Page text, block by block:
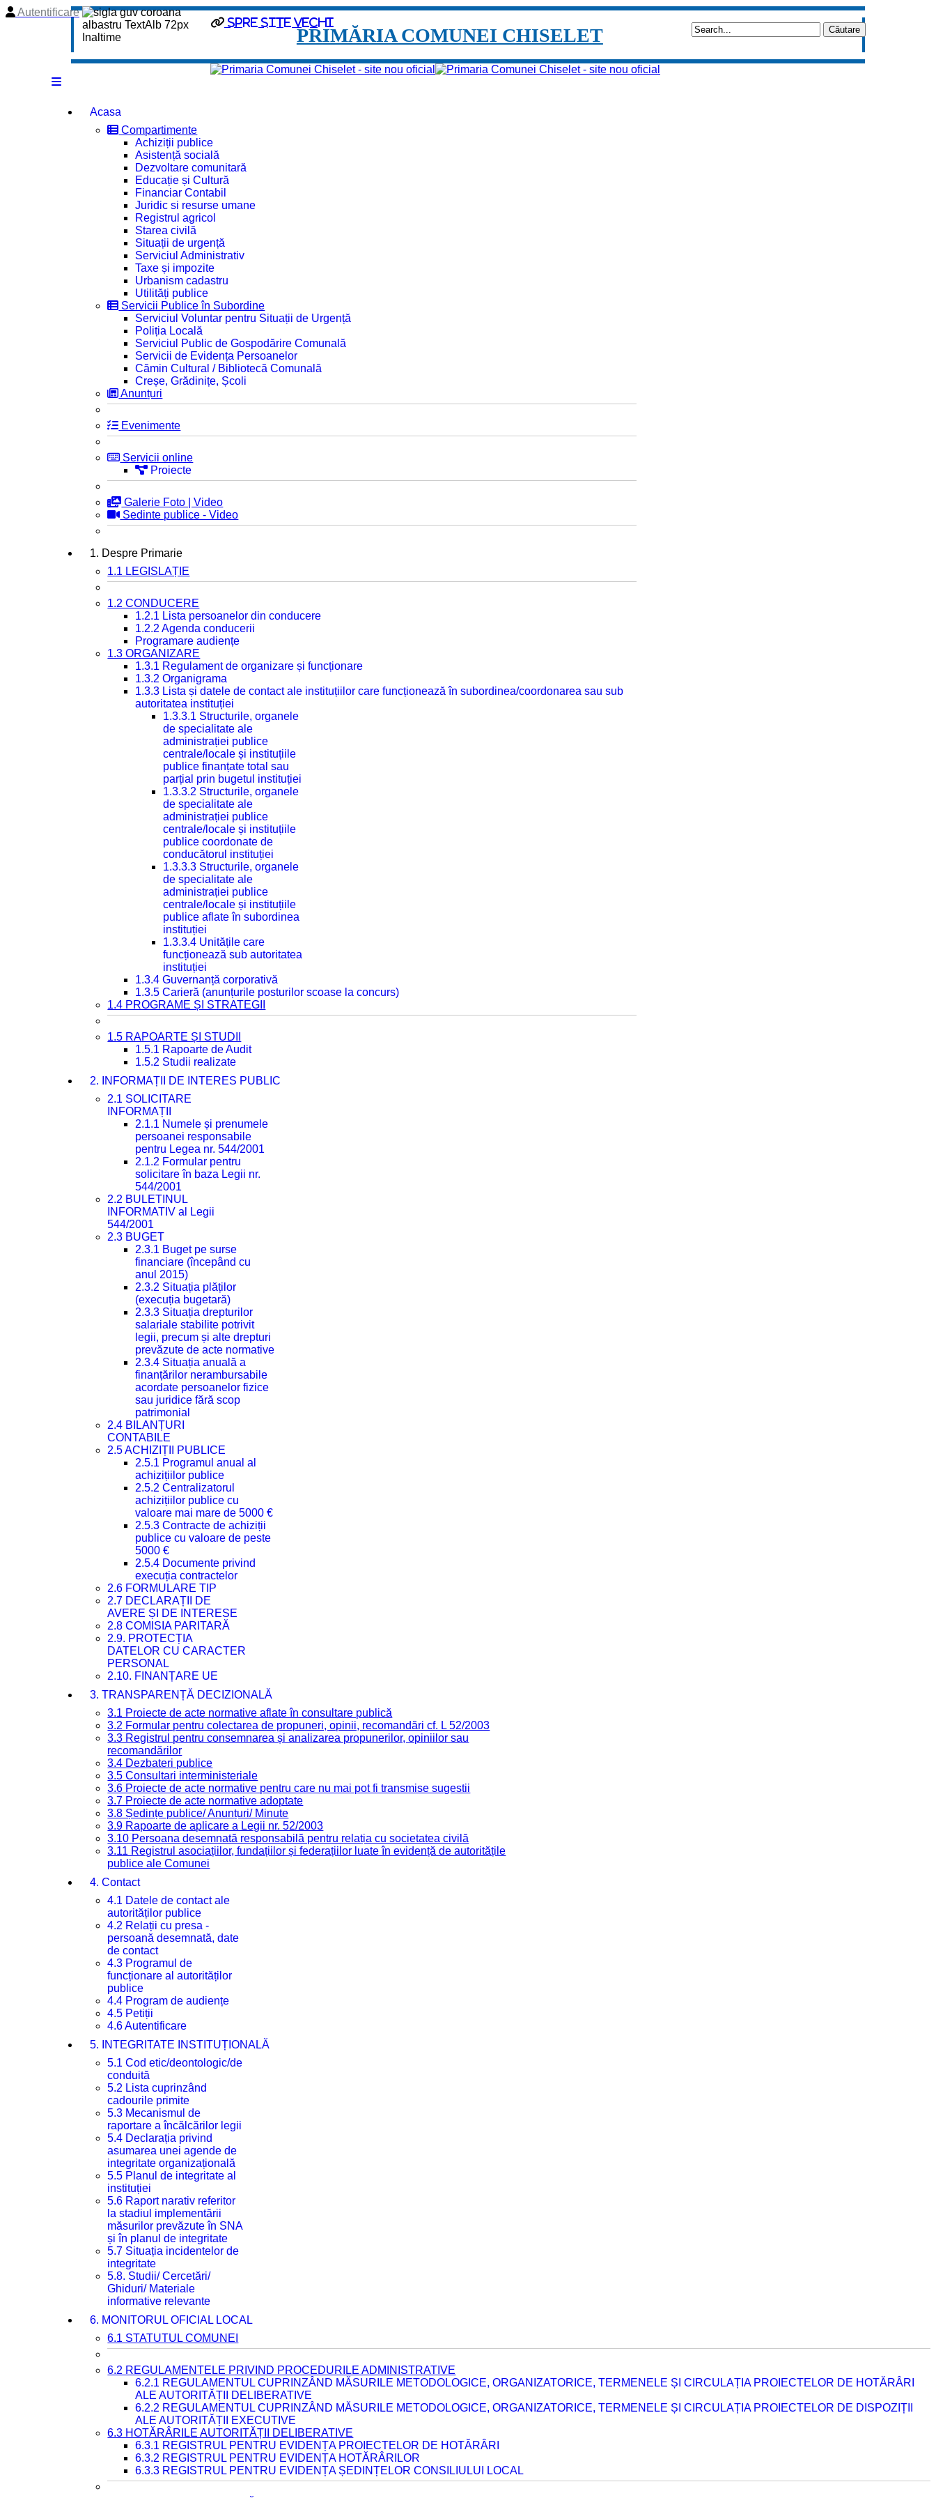
Spre site vechi
Autentificare
PRIMĂRIA COMUNEI CHISELET
Acasa
Compartimente
Achiziții publice
Asistență socială
Dezvoltare comunitară
Educație și Cultură
Financiar Contabil
Juridic si resurse umane
Registrul agricol
Starea civilă
Situații de urgență
Serviciul Administrativ
Taxe și impozite
Urbanism cadastru
Utilități publice
Servicii Publice în Subordine
Serviciul Voluntar pentru Situații de Urgență
Poliția Locală
Serviciul Public de Gospodărire Comunală
Servicii de Evidența Persoanelor
Cămin Cultural / Bibliotecă Comunală
Creșe, Grădinițe, Școli
Anunțuri
Evenimente
Servicii online
Proiecte
Galerie Foto | Video
Sedinte publice - Video
1. Despre Primarie
1.1 LEGISLAȚIE
1.2 CONDUCERE
1.2.1 Lista persoanelor din conducere
1.2.2 Agenda conducerii
Programare audiențe
1.3 ORGANIZARE
1.3.1 Regulament de organizare și funcționare
1.3.2 Organigrama
1.3.3 Lista și datele de contact ale instituțiilor care funcționează în subordinea/coordonarea sau sub
autoritatea instituției
1.3.3.1 Structurile, organele
de specialitate ale
administrației publice
centrale/locale și instituțiile
publice finanțate total sau
parțial prin bugetul instituției
1.3.3.2 Structurile, organele
de specialitate ale
administrației publice
centrale/locale și instituțiile
publice coordonate de
conducătorul instituției
1.3.3.3 Structurile, organele
de specialitate ale
administrației publice
centrale/locale și instituțiile
publice aflate în subordinea
instituției
1.3.3.4 Unitățile care
funcționează sub autoritatea
instituției
1.3.4 Guvernanță corporativă
1.3.5 Carieră (anunțurile posturilor scoase la concurs)
1.4 PROGRAME ȘI STRATEGII
1.5 RAPOARTE ȘI STUDII
1.5.1 Rapoarte de Audit
1.5.2 Studii realizate
2. INFORMAȚII DE INTERES PUBLIC
2.1 SOLICITARE
INFORMAȚII
2.1.1 Numele și prenumele
persoanei responsabile
pentru Legea nr. 544/2001
2.1.2 Formular pentru
solicitare în baza Legii nr.
544/2001
2.2 BULETINUL
INFORMATIV al Legii
544/2001
2.3 BUGET
2.3.1 Buget pe surse
financiare (începând cu
anul 2015)
2.3.2 Situația plăților
(execuția bugetară)
2.3.3 Situația drepturilor
salariale stabilite potrivit
legii, precum și alte drepturi
prevăzute de acte normative
2.3.4 Situația anuală a
finanțărilor nerambursabile
acordate persoanelor fizice
sau juridice fără scop
patrimonial
2.4 BILANȚURI
CONTABILE
2.5 ACHIZIȚII PUBLICE
2.5.1 Programul anual al
achizițiilor publice
2.5.2 Centralizatorul
achizițiilor publice cu
valoare mai mare de 5000 €
2.5.3 Contracte de achiziții
publice cu valoare de peste
5000 €
2.5.4 Documente privind
execuția contractelor
2.6 FORMULARE TIP
2.7 DECLARAȚII DE
AVERE ȘI DE INTERESE
2.8 COMISIA PARITARĂ
2.9. PROTECȚIA
DATELOR CU CARACTER
PERSONAL
2.10. FINANȚARE UE
3. TRANSPARENȚĂ DECIZIONALĂ
3.1 Proiecte de acte normative aflate în consultare publică
3.2 Formular pentru colectarea de propuneri, opinii, recomandări cf. L 52/2003
3.3 Registrul pentru consemnarea și analizarea propunerilor, opiniilor sau
recomandărilor
3.4 Dezbateri publice
3.5 Consultari interministeriale
3.6 Proiecte de acte normative pentru care nu mai pot fi transmise sugestii
3.7 Proiecte de acte normative adoptate
3.8 Ședințe publice/ Anunțuri/ Minute
3.9 Rapoarte de aplicare a Legii nr. 52/2003
3.10 Persoana desemnată responsabilă pentru relația cu societatea civilă
3.11 Registrul asociațiilor, fundațiilor și federațiilor luate în evidență de autoritățile
publice ale Comunei
4. Contact
4.1 Datele de contact ale
autorităților publice
4.2 Relații cu presa -
persoană desemnată, date
de contact
4.3 Programul de
funcționare al autorităților
publice
4.4 Program de audiențe
4.5 Petiții
4.6 Autentificare
5. INTEGRITATE INSTITUȚIONALĂ
5.1 Cod etic/deontologic/de
conduită
5.2 Lista cuprinzând
cadourile primite
5.3 Mecanismul de
raportare a încălcărilor legii
5.4 Declarația privind
asumarea unei agende de
integritate organizațională
5.5 Planul de integritate al
instituției
5.6 Raport narativ referitor
la stadiul implementării
măsurilor prevăzute în SNA
și în planul de integritate
5.7 Situația incidentelor de
integritate
5.8. Studii/ Cercetări/
Ghiduri/ Materiale
informative relevante
6. MONITORUL OFICIAL LOCAL
6.1 STATUTUL COMUNEI
6.2 REGULAMENTELE PRIVIND PROCEDURILE ADMINISTRATIVE
6.2.1 REGULAMENTUL CUPRINZÂND MĂSURILE METODOLOGICE, ORGANIZATORICE, TERMENELE ȘI CIRCULAȚIA PROIECTELOR DE HOTĂRÂRI
ALE AUTORITĂȚII DELIBERATIVE
6.2.2 REGULAMENTUL CUPRINZÂND MĂSURILE METODOLOGICE, ORGANIZATORICE, TERMENELE ȘI CIRCULAȚIA PROIECTELOR DE DISPOZIȚII
ALE AUTORITĂȚII EXECUTIVE
6.3 HOTĂRÂRILE AUTORITĂȚII DELIBERATIVE
6.3.1 REGISTRUL PENTRU EVIDENȚA PROIECTELOR DE HOTĂRÂRI
6.3.2 REGISTRUL PENTRU EVIDENȚA HOTĂRÂRILOR
6.3.3 REGISTRUL PENTRU EVIDENȚA ȘEDINȚELOR CONSILIULUI LOCAL